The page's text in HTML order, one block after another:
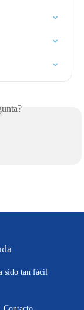
sido tan fácil